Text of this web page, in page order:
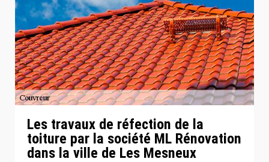
Les travaux de réfection de la
toiture par la société ML Rénovation
dans la ville de Les Mesneux